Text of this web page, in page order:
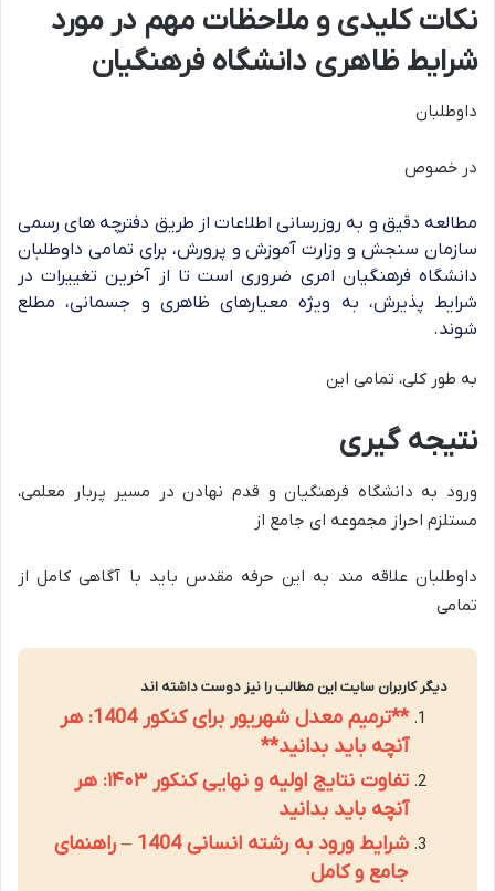
نکات کلیدی و ملاحظات مهم در مورد
شرایط ظاهری دانشگاه فرهنگیان
داوطلبان
در خصوص
مطالعه دقیق و به روزرسانی اطلاعات از طریق دفترچه های رسمی
سازمان سنجش و وزارت آموزش و پرورش، برای تمامی داوطلبان
دانشگاه فرهنگیان امری ضروری است تا از آخرین تغییرات در
شرایط پذیرش، به ویژه معیارهای ظاهری و جسمانی، مطلع
شوند.
به طور کلی، تمامی این
نتیجه گیری
ورود به دانشگاه فرهنگیان و قدم نهادن در مسیر پربار معلمی،
مستلزم احراز مجموعه ای جامع از
داوطلبان علاقه مند به این حرفه مقدس باید با آگاهی کامل از
تمامی
دیگر کاربران سایت این مطالب را نیز دوست داشته اند
**ترمیم معدل شهریور برای کنکور 1404: هر
آنچه باید بدانید**
تفاوت نتایج اولیه و نهایی کنکور ۱۴۰۳: هر
آنچه باید بدانید
شرایط ورود به رشته انسانی 1404 – راهنمای
جامع و کامل